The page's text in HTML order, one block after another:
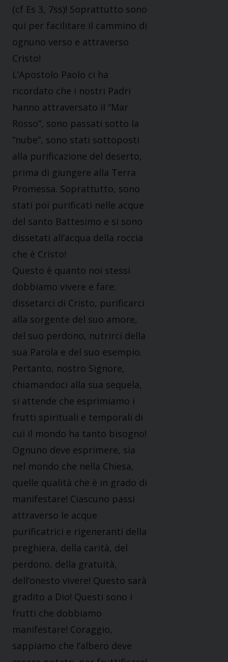
(cf Es 3, 7ss)! Soprattutto sono
qui per facilitare il cammino di
ognuno verso e attraverso
Cristo!
L’Apostolo Paolo ci ha
ricordato che i nostri Padri
hanno attraversato il “Mar
Rosso”, sono passati sotto la
“nube”, sono stati sottoposti
alla purificazione del deserto,
prima di giungere alla Terra
Promessa. Soprattutto, sono
stati poi purificati nelle acque
del santo Battesimo e si sono
dissetati all’acqua della roccia
che è Cristo!
Questo è quanto noi stessi
dobbiamo vivere e fare:
dissetarci di Cristo, purificarci
alla sorgente del suo amore,
del suo perdono, nutrirci della
sua Parola e del suo esempio.
Pertanto, nostro Signore,
chiamandoci alla sua sequela,
si attende che esprimiamo i
frutti spirituali e temporali di
cui il mondo ha tanto bisogno!
Ognuno deve esprimere, sia
nel mondo che nella Chiesa,
quelle qualità che è in grado di
manifestare! Ciascuno passi
attraverso le acque
purificatrici e rigeneranti della
preghiera, della carità, del
perdono, della gratuità,
dell’onesto vivere! Questo sarà
gradito a Dio! Questi sono i
frutti che dobbiamo
manifestare! Coraggio,
sappiamo che l’albero deve